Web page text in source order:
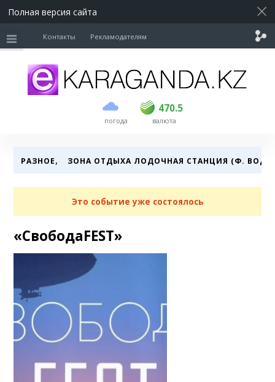
Полная версия сайта
Контакты Рекламодателям
погода
470.5
покупка продажа
USD 469.5 470.5
EUR валюта
РАЗНОЕ, ЗОНА ОТДЫХА ЛОДОЧНАЯ СТАНЦИЯ (Ф.
Это событие уже состоялось
«СвободаFEST»